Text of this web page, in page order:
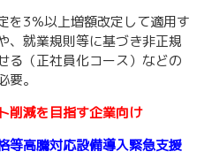
3％以上増額改定して適用す
、就業規則等に基づき非正規
る（正社員化コース）などの
。
削減を目指す企業向け
等高騰対応設備導入緊急支援